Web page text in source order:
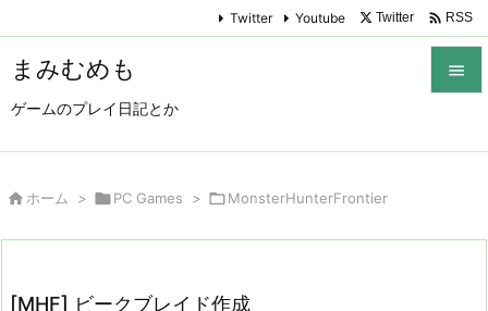
まみむめも
ゲームのプレイ日記とか

Twitter Youtube Twitter  RSS
 ホーム > PC Games > MonsterHunterFrontier
[MHF] ビークブレイド作成